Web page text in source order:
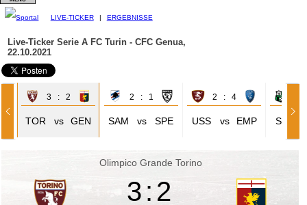
LIVE-TICKER | ERGEBNISSE
Live-Ticker Serie A FC Turin - CFC Genua,
22.10.2021
3 : 2
TOR vs GEN
2 : 1
SAM vs SPE
2 : 4
USS vs EMP SAS
Olimpico Grande Torino
3:2